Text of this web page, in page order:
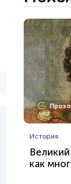
История
как